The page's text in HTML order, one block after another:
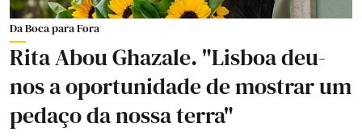
Da Boca para Fora
Rita Abou Ghazale. "Lisboa deu-
nos a oportunidade de mostrar um
pedaço da nossa terra"